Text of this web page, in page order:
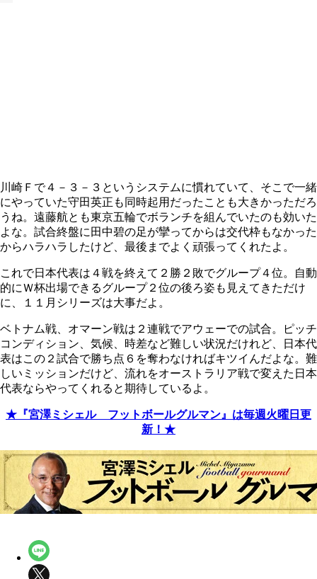
川崎Ｆで４－３－３というシステムに慣れていて、そこで一緒
にやっていた守田英正も同時起用だったことも大きかっただろ
うね。遠藤航とも東京五輪でボランチを組んでいたのも効いた
よな。試合終盤に田中碧の足が攣ってからは交代枠もなかった
からハラハラしたけど、最後までよく頑張ってくれたよ。
これで日本代表は４戦を終えて２勝２敗でグループ４位。自動
的にＷ杯出場できるグループ２位の後ろ姿も見えてきただけ
に、１１月シリーズは大事だよ。
ベトナム戦、オマーン戦は２連戦でアウェーでの試合。ピッチ
コンディション、気候、時差など難しい状況だけれど、日本代
表はこの２試合で勝ち点６を奪わなければキツイんだよな。難
しいミッションだけど、流れをオーストラリア戦で変えた日本
代表ならやってくれると期待しているよ。
★『宮澤ミシェル フットボールグルマン』は毎週火曜日更
新！★